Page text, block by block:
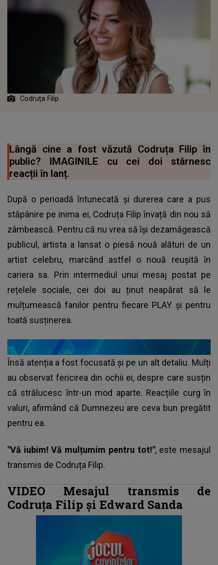
Codruța Filip
Lângă cine a fost văzută Codruța Filip în
public? IMAGINILE cu cei doi stârnesc
reacții în lanț.
După o perioadă întunecată și durerea care a pus
stăpânire pe inima ei, Codruța Filip învață din nou să
zâmbească. Pentru că nu vrea să își dezamăgească
publicul, artista a lansat o piesă nouă alături de un
artist celebru, marcând astfel o nouă reușită în
cariera sa. Prin intermediul unui mesaj postat pe
rețelele sociale, cei doi au ținut neapărat să le
mulțumească fanilor pentru fiecare PLAY și pentru
toată susținerea.
Însă atenția a fost focusată și pe un alt detaliu. Mulți
au observat fericirea din ochii ei, despre care susțin
că strălucesc într-un mod aparte. Reacțiile curg în
valuri, afirmând că Dumnezeu are ceva bun pregătit
pentru ea.
"Vă iubim! Vă mulțumim pentru tot!", este mesajul
transmis de Codruța Filip.
VIDEO Mesajul transmis de
Codruța Filip și Edward Sanda